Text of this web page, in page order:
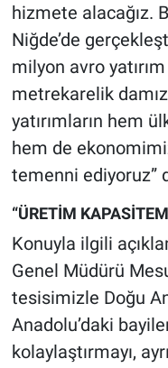
hizmete alacağız.
Niğde’de
milyon avro
metrekarelik
yatırımların hem
hem de
temenni ediyoruz”
“ÜRETİM
Konuyla ilgili
Genel Müdürü
tesisimizle Doğu
Anadolu’daki
kolaylaştırmayı,